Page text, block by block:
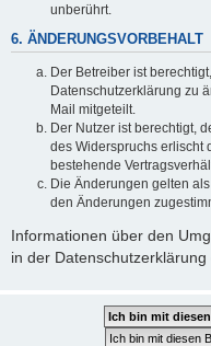
unberührt.
6. ÄNDERUNGSVORBEHALT
Der Betreiber ist
Datenschutzerklärung zu
Mail mitgeteilt.
Der Nutzer ist berechtigt,
des Widerspruchs erlischt
bestehende
Die Änderungen gelten
den Änderungen
Informationen über den
in der Datenschutzerklärung